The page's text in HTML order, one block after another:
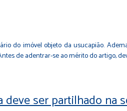
do imóvel objeto da usucapião.
de adentrar-se ao mérito do artigo,
ser partilhado na